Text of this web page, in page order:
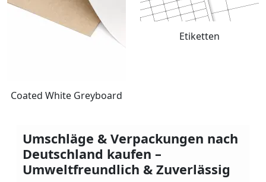
Coated White Greyboard
Etiketten
Umschläge & Verpackungen nach
Deutschland kaufen –
Umweltfreundlich & Zuverlässig